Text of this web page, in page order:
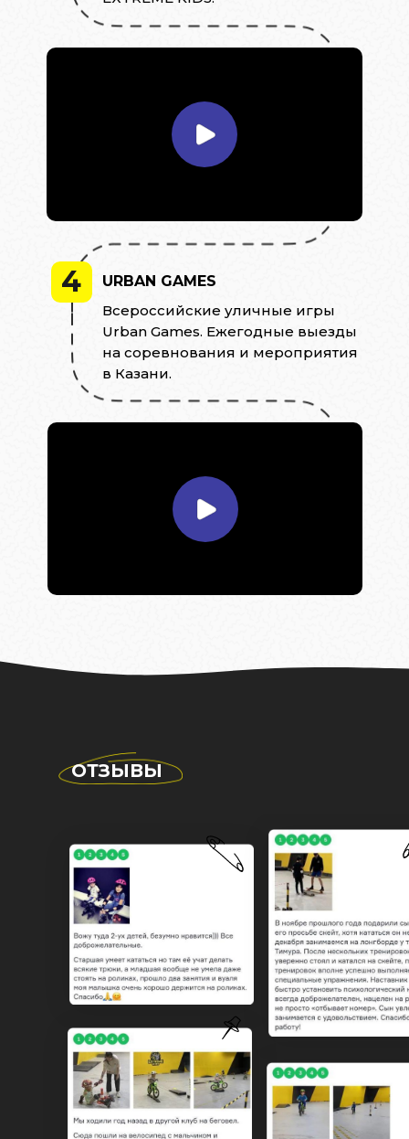
4
URBAN GAMES
Всероссийские уличные игры
Urban Games. Ежегодные выезды
на соревнования и мероприятия
в Казани.
ОТЗЫВЫ